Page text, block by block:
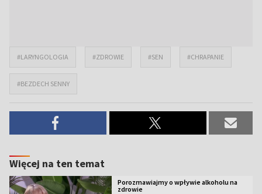
#LARYNGOLOGIA #ZDROWIE #SEN #CHRAPANIE
#BEZDECH SENNY
Więcej na ten temat
Porozmawiajmy o wpływie alkoholu na
zdrowie